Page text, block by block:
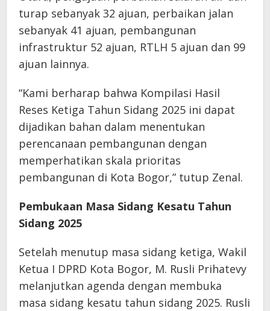
turap sebanyak 32 ajuan, perbaikan jalan
sebanyak 41 ajuan, pembangunan
infrastruktur 52 ajuan, RTLH 5 ajuan dan 99
ajuan lainnya.
“Kami berharap bahwa Kompilasi Hasil
Reses Ketiga Tahun Sidang 2025 ini dapat
dijadikan bahan dalam menentukan
perencanaan pembangunan dengan
memperhatikan skala prioritas
pembangunan di Kota Bogor,” tutup Zenal.
Pembukaan Masa Sidang Kesatu Tahun
Sidang 2025
Setelah menutup masa sidang ketiga, Wakil
Ketua I DPRD Kota Bogor, M. Rusli Prihatevy
melanjutkan agenda dengan membuka
masa sidang kesatu tahun sidang 2025. Rusli